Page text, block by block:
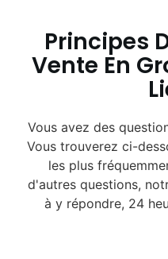
Principes
Vente En
Vous avez des
Vous trouverez ci-
les plus
d'autres questions,
à y répondre, 24